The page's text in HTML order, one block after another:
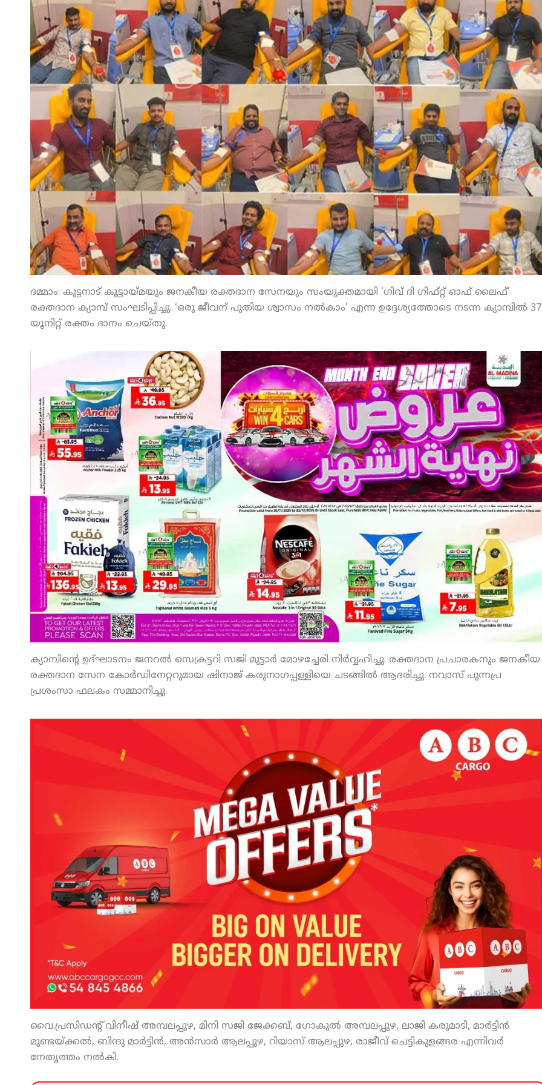
ദമ്മാം: കുട്ടനാട് കൂട്ടായ്മയും ജനകീയ രക്തദാന സേനയും സംയുക്തമായി ‘ഗിവ് ദി ഗിഫ്റ്റ് ഓഫ് ലൈഫ്’
രക്തദാന ക്യാമ്പ് സംഘടിപ്പിച്ചു. ‘ഒരു ജീവന് പുതിയ ശ്വാസം നല്‍കാം’ എന്ന ഉദ്ദേശ്യത്തോടെ നടന്ന ക്യാമ്പില്‍ 37
യൂനിറ്റ് രക്തം ദാനം ചെയ്തു.
ക്യാമ്പിന്റെ ഉദ്ഘാടനം ജനറല്‍ സെക്രട്ടറി സജി മുട്ടാര്‍ മോഴച്ചേരി നിര്‍വ്വഹിച്ചു. രക്തദാന പ്രചാരകനും ജനകീയ
രക്തദാന സേന കോര്‍ഡിനേറ്ററുമായ ഷിനാജ് കരുനാഗപ്പള്ളിയെ ചടങ്ങില്‍ ആദരിച്ചു. നവാസ് പുന്നപ്ര
പ്രശംസാ ഫലകം സമ്മാനിച്ചു.
വൈ.പ്രസിഡന്റ് വിനീഷ് അമ്പലപ്പുഴ, മിനി സജി ജേക്കബ്, ഗോകുല്‍ അമ്പലപ്പുഴ, ലാജി കരുമാടി, മാര്‍ട്ടിന്‍
മുണ്ടയ്ക്കല്‍, ബിന്ദു മാര്‍ട്ടിന്‍, അന്‍സാര്‍ ആലപ്പുഴ, റിയാസ് ആലപ്പുഴ, രാജീവ് ചെട്ടികുളങ്ങര എന്നിവര്‍
നേതൃത്തം നല്‍കി.